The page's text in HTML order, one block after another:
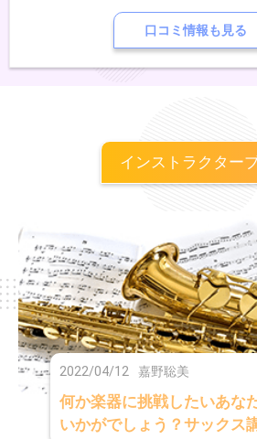
口コミ情報も見る
インストラクター
2022/04/12 嘉野聡美
何か楽器に挑戦したいあな
いかがでしょう？サックス